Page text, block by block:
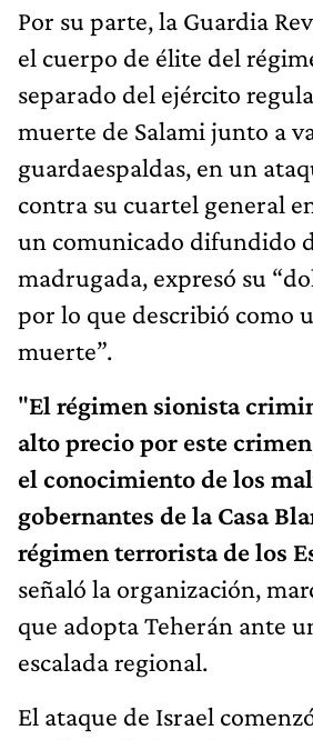
Por su parte, la Guardia
el cuerpo de élite del
separado del ejército
muerte de Salami junto a
guardaespaldas, en un
contra su cuartel general
un comunicado difundido
madrugada, expresó su
por lo que describió como
muerte”.
"El régimen sionista
alto precio por este
el conocimiento de los
gobernantes de la Casa
régimen terrorista de los
señaló la organización,
que adopta Teherán ante
escalada regional.
El ataque de Israel